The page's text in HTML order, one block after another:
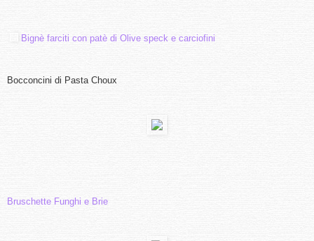
Bignè farciti con patè di Olive speck e carciofini
Bocconcini di Pasta Choux
Bruschette Funghi e Brie